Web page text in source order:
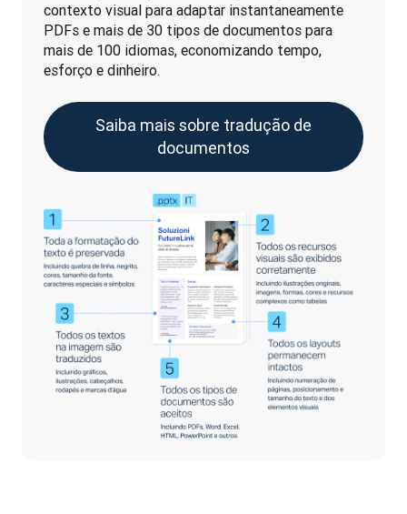
contexto visual para adaptar instantaneamente
PDFs e mais de 30 tipos de documentos para
mais de 100 idiomas, economizando tempo,
esforço e dinheiro.
Saiba mais sobre tradução de
documentos